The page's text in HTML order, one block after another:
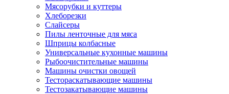
Мясорубки и куттеры
Хлеборезки
Слайсеры
Пилы ленточные для мяса
Шприцы колбасные
Универсальные кухонные машины
Рыбоочистительные машины
Машины очистки овощей
Тестораскатывающие машины
Тестозакатывающие машины